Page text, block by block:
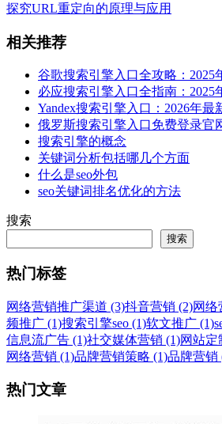
探究URL重定向的原理与应用
相关推荐
谷歌搜索引擎入口全攻略：2025
必应搜索引擎入口全指南：2025
Yandex搜索引擎入口：2026年最
俄罗斯搜索引擎入口免费登录官
搜索引擎的概念
关键词分析包括哪几个方面
什么是seo外包
seo关键词排名优化的方法
搜索
搜索
热门标签
网络营销推广渠道 (3)抖音营销 (2)网络
频推广 (1)搜索引擎seo (1)软文推广 (1)
信息流广告 (1)社交媒体营销 (1)网站定
网络营销 (1)品牌营销策略 (1)品牌营销
热门文章